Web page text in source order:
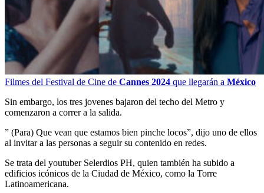
Filmes del Festival de Cine de Cannes 2024 que llegarán a México
Sin embargo, los tres jovenes bajaron del techo del Metro y
comenzaron a correr a la salida.
” (Para) Que vean que estamos bien pinche locos”, dijo uno de ellos
al invitar a las personas a seguir su contenido en redes.
Se trata del youtuber Selerdios PH, quien también ha subido a
edificios icónicos de la Ciudad de México, como la Torre
Latinoamericana.